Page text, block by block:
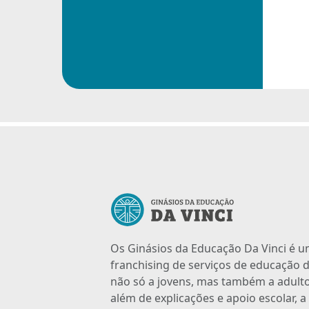
Os Ginásios da Educação Da Vinci é
franchising de serviços de educação
não só a jovens, mas também a
além de explicações e apoio escolar,